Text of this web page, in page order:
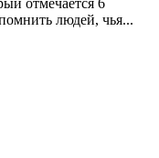
людей, чья...